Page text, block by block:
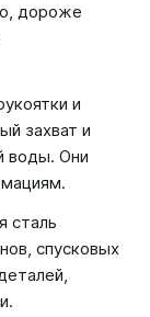
дороже
и
захват и
воды. Они
сталь
спусковых